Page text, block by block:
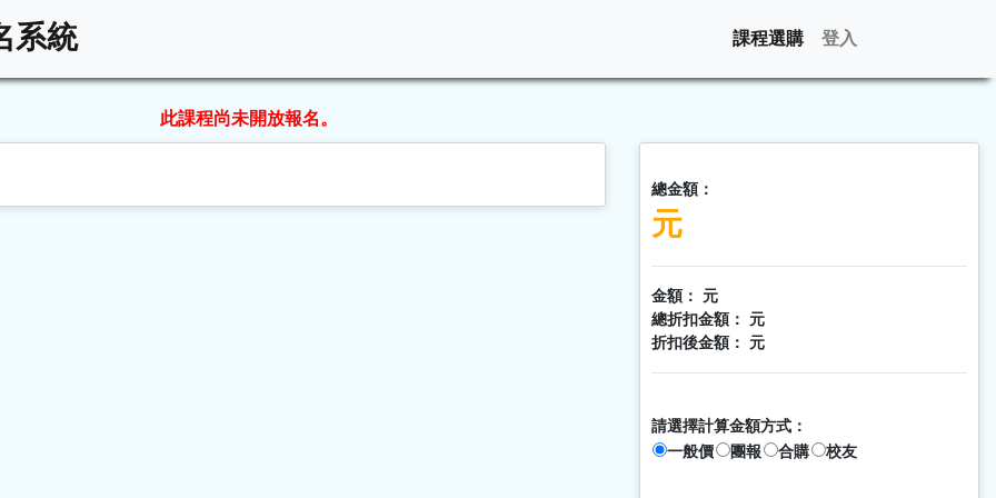
系統 課程選購 登入
此課程尚未開放報名。
總金額：
元
金額：
元
總折扣金額：
元
折扣後金額：
元
請選擇計算金額方式：
一般價
團報 合購 校友